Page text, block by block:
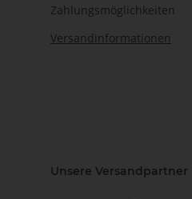
Zahlungsmöglichkeiten
Versandinformationen
Unsere Versandpartner